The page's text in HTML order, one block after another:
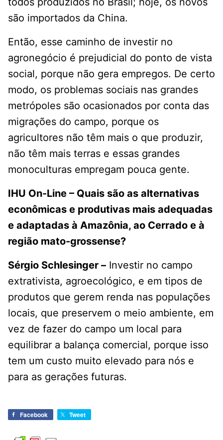
são importados da China.
Então, esse caminho de investir no
agronegócio é prejudicial do ponto de vista
social, porque não gera empregos. De certo
modo, os problemas sociais nas grandes
metrópoles são ocasionados por conta das
migrações do campo, porque os
agricultores não têm mais o que produzir,
não têm mais terras e essas grandes
monoculturas empregam pouca gente.
IHU On-Line – Quais são as alternativas
econômicas e produtivas mais adequadas
e adaptadas à Amazônia, ao Cerrado e à
região mato-grossense?
Sérgio Schlesinger – Investir no campo
extrativista, agroecológico, e em tipos de
produtos que gerem renda nas populações
locais, que preservem o meio ambiente, em
vez de fazer do campo um local para
equilibrar a balança comercial, porque isso
tem um custo muito elevado para nós e
para as gerações futuras.
Facebook Tweet